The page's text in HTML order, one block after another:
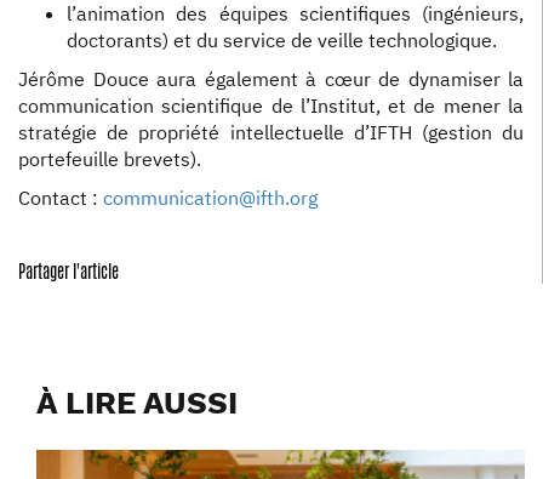
l’animation des équipes scientifiques (ingénieurs,
doctorants) et du service de veille technologique.
Jérôme Douce aura également à cœur de dynamiser la
communication scientifique de l’Institut, et de mener la
stratégie de propriété intellectuelle d’IFTH (gestion du
portefeuille brevets).
Contact : communication@ifth.org
Partager l'article
À LIRE AUSSI